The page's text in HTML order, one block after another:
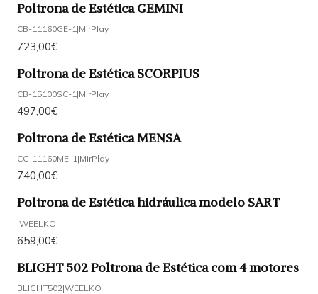
Poltrona de Estética GEMINI
CB-11160GE-1|MirPlay
723,00€
Poltrona de Estética SCORPIUS
CB-15100SC-1 |MirPlay
497,00€
Poltrona de Estética MENSA
CC-11160ME-1|MirPlay
740,00€
Poltrona de Estética hidráulica modelo SART
|WEELKO
659,00€
-17% DESCONTO
BLIGHT 502 Poltrona de Estética com 4 motores
BLIGHT502|WEELKO